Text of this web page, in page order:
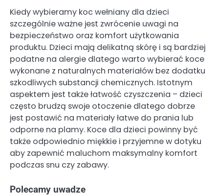
Kiedy wybieramy koc wełniany dla dzieci
szczególnie ważne jest zwrócenie uwagi na
bezpieczeństwo oraz komfort użytkowania
produktu. Dzieci mają delikatną skórę i są bardziej
podatne na alergie dlatego warto wybierać koce
wykonane z naturalnych materiałów bez dodatku
szkodliwych substancji chemicznych. Istotnym
aspektem jest także łatwość czyszczenia – dzieci
często brudzą swoje otoczenie dlatego dobrze
jest postawić na materiały łatwe do prania lub
odporne na plamy. Koce dla dzieci powinny być
także odpowiednio miękkie i przyjemne w dotyku
aby zapewnić maluchom maksymalny komfort
podczas snu czy zabawy.
Polecamy uwadze